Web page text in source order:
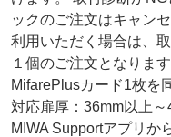
ックのご注文はキャン
利用いただく場合は、
１個のご注文となります
MifarePlusカード1枚を
対応扉厚：36mm以上～
MIWA Supportアプリか